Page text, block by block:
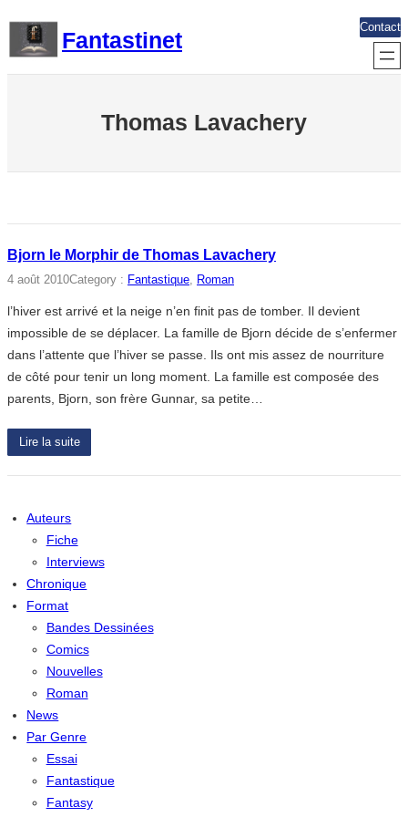
contenu
Fantastinet
Contact
Thomas Lavachery
Bjorn le Morphir de Thomas Lavachery
4 août 2010Category : Fantastique, Roman
l’hiver est arrivé et la neige n’en finit pas de tomber. Il devient
impossible de se déplacer. La famille de Bjorn décide de s’enfermer
dans l’attente que l’hiver se passe. Ils ont mis assez de nourriture
de côté pour tenir un long moment. La famille est composée des
parents, Bjorn, son frère Gunnar, sa petite…
Lire la suite
Auteurs
Fiche
Interviews
Chronique
Format
Bandes Dessinées
Comics
Nouvelles
Roman
News
Par Genre
Essai
Fantastique
Fantasy